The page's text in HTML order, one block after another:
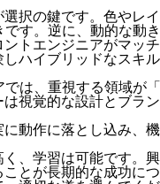
択の鍵です。色やレ
す。逆に、動的な動
トエンジニアがマッ
ハイブリッドなスキ
は、重視する領域が
視覚的な設計とブラ
動作に落とし込み、
、学習は可能です。
とが長期的な成功に